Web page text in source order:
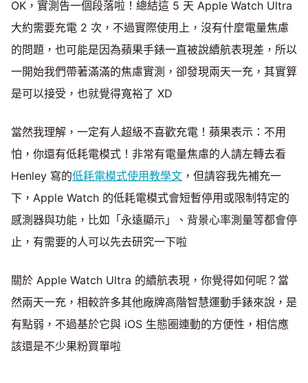
OK，實測告一個段落啦！總結這 5 天 Apple Watch Ultra
大約需要充電 2 次，不過實際使用上，沒有什麼電量焦慮
的問題，也可能是因為蘋果手錶一直被說續航表現差，所以
一開始我們帶著滿滿的焦慮實測，卻發現兩天一充，其實算
是可以接受，也就覺得寬裕了 XD
當然我理解，一定有人超級不喜歡充電！蘋果表示：不用
怕，你還有低耗電模式！非常有電量焦慮的人請左轉去看
Henley 寫的低耗電模式使用教學文 ，但請容我先補充一
下，Apple Watch 的低耗電模式會短暫停用或限制特定的
感測器與功能，比如「永遠顯示」、背景心率測量等都會停
止，有需要的人可以先去研究一下啦
關於 Apple Watch Ultra 的續航表現，你覺得如何呢？當
然兩天一充，相較許多其他廠牌高階智慧運動手錶來說，是
有點弱，不過基於它與 iOS 生態圈連動的方便性，相信應
該還是不少果粉買單啦